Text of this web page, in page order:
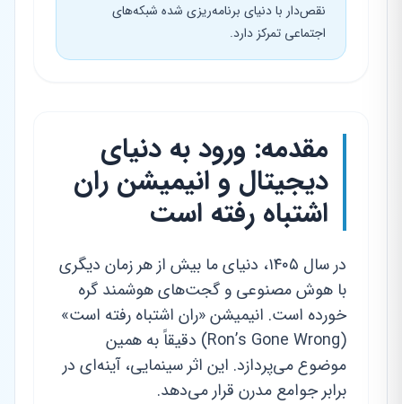
نقص‌دار با دنیای برنامه‌ریزی شده شبکه‌های
اجتماعی تمرکز دارد.
مقدمه: ورود به دنیای
دیجیتال و انیمیشن ران
اشتباه رفته است
در سال ۱۴۰۵، دنیای ما بیش از هر زمان دیگری
با هوش مصنوعی و گجت‌های هوشمند گره
خورده است. انیمیشن «ران اشتباه رفته است»
(Ron’s Gone Wrong) دقیقاً به همین
موضوع می‌پردازد. این اثر سینمایی، آینه‌ای در
برابر جوامع مدرن قرار می‌دهد.